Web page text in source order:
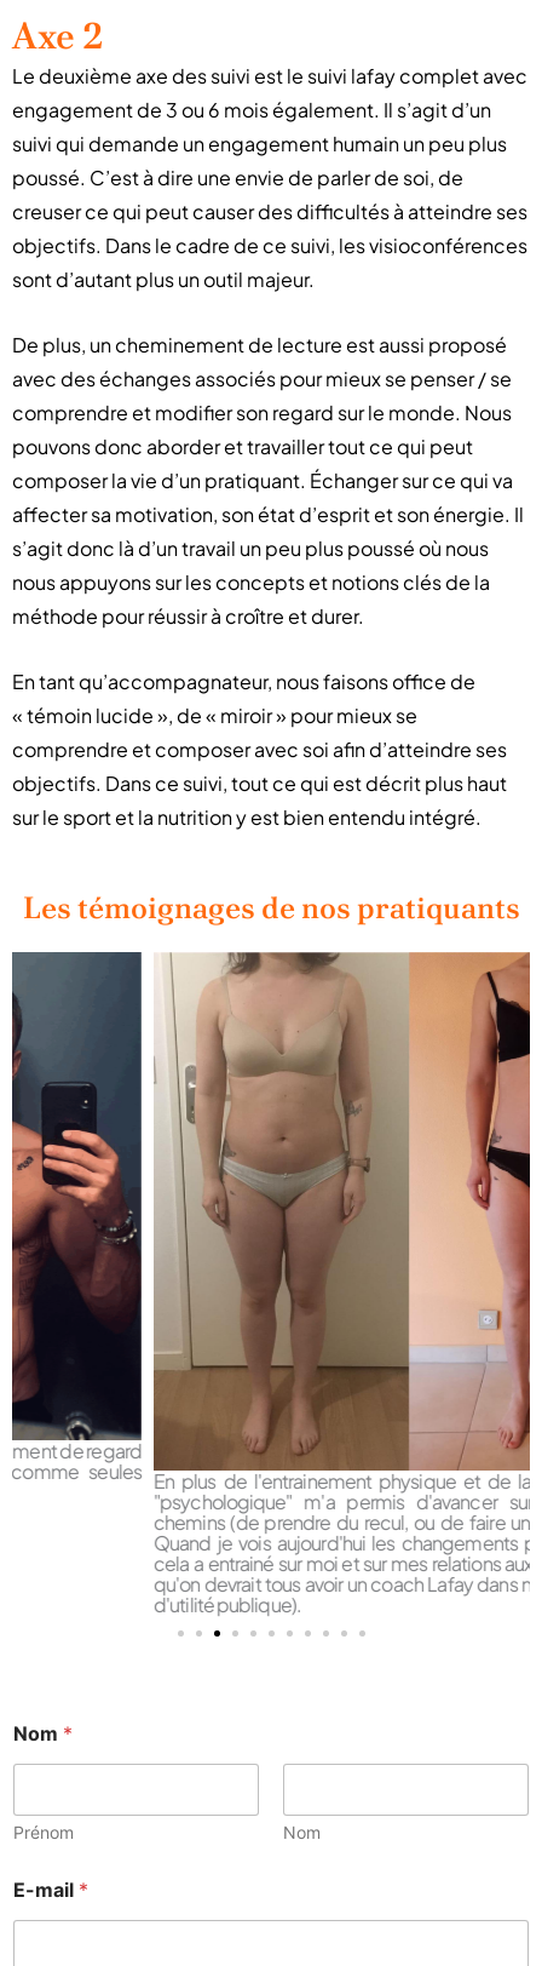
Axe 2
Le deuxième axe des suivi est le suivi lafay complet avec
engagement de 3 ou 6 mois également. Il s’agit d’un
suivi qui demande un engagement humain un peu plus
poussé. C’est à dire une envie de parler de soi, de
creuser ce qui peut causer des difficultés à atteindre ses
objectifs. Dans le cadre de ce suivi, les visioconférences
sont d’autant plus un outil majeur.
De plus, un cheminement de lecture est aussi proposé
avec des échanges associés pour mieux se penser / se
comprendre et modifier son regard sur le monde. Nous
pouvons donc aborder et travailler tout ce qui peut
composer la vie d’un pratiquant. Échanger sur ce qui va
affecter sa motivation, son état d’esprit et son énergie. Il
s’agit donc là d’un travail un peu plus poussé où nous
nous appuyons sur les concepts et notions clés de la
méthode pour réussir à croître et durer.
En tant qu’accompagnateur, nous faisons office de
« témoin lucide », de « miroir » pour mieux se
comprendre et composer avec soi afin d’atteindre ses
objectifs. Dans ce suivi, tout ce qui est décrit plus haut
sur le sport et la nutrition y est bien entendu intégré.
Les témoignages de nos pratiquants
En plus de l'entrainement physique et de la nutrition, le suivi
"psychologique" m'a permis d'avancer sur pleins d'autres
chemins (de prendre du recul, ou de faire un pas sur le côté).
Quand je vois aujourd'hui les changements perceptibles que
cela a entrainé sur moi et sur mes relations aux autres, je me dis
qu'on devrait tous avoir un coach Lafay dans notre vie (ce serait
d'utilité publique).
Nom *
Prénom Nom
E-mail *